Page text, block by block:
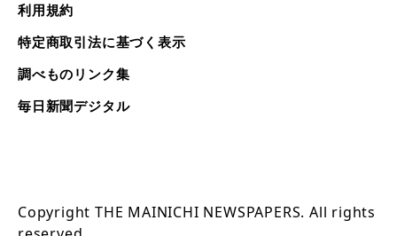
利用規約
特定商取引法に基づく表示
調べものリンク集
毎日新聞デジタル
Copyright THE MAINICHI NEWSPAPERS. All rights